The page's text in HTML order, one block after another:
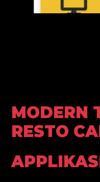
MODERN
RESTO